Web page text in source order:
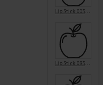
Lip Stick 005 Honey Crème 4 Mi
Lip Stick 085 Floral Cream